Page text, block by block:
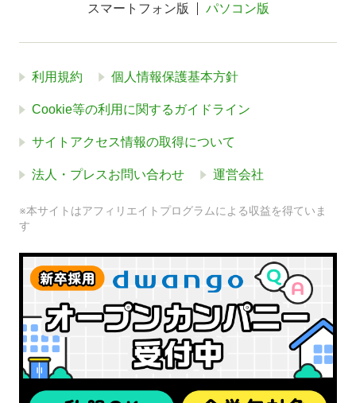
スマートフォン版 パソコン版
利用規約 個人情報保護基本方針
Cookie等の利用に関するガイドライン
サイトアクセス情報の取得について
法人・プレスお問い合わせ 運営会社
※本サイトはアフィリエイトプログラムによる収益を得ていま
す